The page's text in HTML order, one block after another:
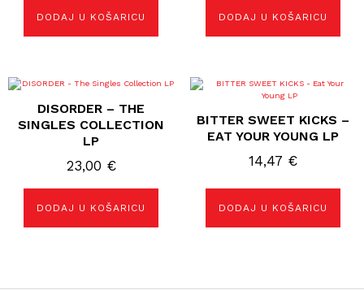
bila
je:
je:
21,38 €.
DODAJ U KOŠARICU DODAJ U KOŠARICU
DISORDER – THE
SINGLES COLLECTION
LP
23,00 €
DODAJ U KOŠARICU
BITTER SWEET KICKS –
EAT YOUR YOUNG LP
14,47 €
DODAJ U KOŠARICU